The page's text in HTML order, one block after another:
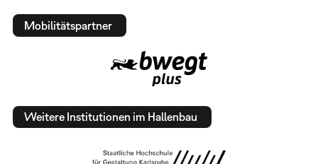
Mobilitätspartner
Weitere Institutionen im Hallenbau